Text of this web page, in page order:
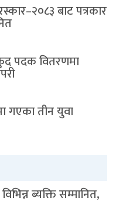
बाट पत्रकार
पदक वितरणमा
गएका तीन युवा
ब्यक्ति सम्मानित,